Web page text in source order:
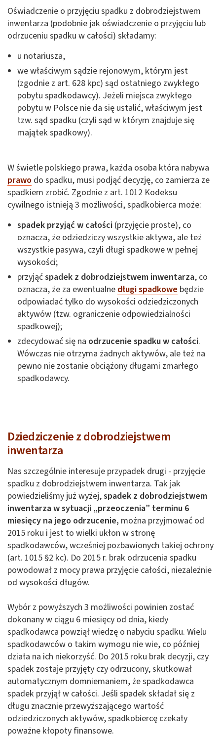
Oświadczenie o przyjęciu spadku z dobrodziejstwem
inwentarza (podobnie jak oświadczenie o przyjęciu lub
odrzuceniu spadku w całości) składamy:
u notariusza,
we właściwym sądzie rejonowym, którym jest
(zgodnie z art. 628 kpc) sąd ostatniego zwykłego
pobytu spadkodawcy). Jeżeli miejsca zwykłego
pobytu w Polsce nie da się ustalić, właściwym jest
tzw. sąd spadku (czyli sąd w którym znajduje się
majątek spadkowy).
W świetle polskiego prawa, każda osoba która nabywa
prawo do spadku, musi podjąć decyzję, co zamierza ze
spadkiem zrobić. Zgodnie z art. 1012 Kodeksu
cywilnego istnieją 3 możliwości, spadkobierca może:
spadek przyjąć w całości (przyjęcie proste), co
oznacza, że odziedziczy wszystkie aktywa, ale też
wszystkie pasywa, czyli długi spadkowe w pełnej
wysokości;
przyjąćspadek z dobrodziejstwem inwentarza, co
oznacza, że za ewentualne długi spadkowe będzie
odpowiadać tylko do wysokości odziedziczonych
aktywów (tzw. ograniczenie odpowiedzialności
spadkowej);
zdecydować się na odrzucenie spadku w całości.
Wówczas nie otrzyma żadnych aktywów, ale też na
pewno nie zostanie obciążony długami zmarłego
spadkodawcy.
Dziedziczenie z dobrodziejstwem
inwentarza
Nas szczególnie interesuje przypadek drugi - przyjęcie
spadku z dobrodziejstwem inwentarza. Tak jak
powiedzieliśmy już wyżej,spadek z dobrodziejstwem
inwentarza w sytuacji „przeoczenia” terminu 6
miesięcy na jego odrzucenie, można przyjmować od
2015 roku i jest to wielki ukłon w stronę
spadkodawców, wcześniej pozbawionych takiej ochrony
(art. 1015 §2 kc). Do 2015 r. brak odrzucenia spadku
powodował z mocy prawa przyjęcie całości, niezależnie
od wysokości długów.
Wybór z powyższych 3 możliwości powinien zostać
dokonany w ciągu 6 miesięcy od dnia, kiedy
spadkodawca powziął wiedzę o nabyciu spadku. Wielu
spadkodawców o takim wymogu nie wie, co później
działa na ich niekorzyść. Do 2015 roku brak decyzji, czy
spadek zostaje przyjęty czy odrzucony, skutkował
automatycznym domniemaniem, że spadkodawca
spadek przyjął w całości. Jeśli spadek składał się z
długu znacznie przewyższającego wartość
odziedziczonych aktywów, spadkobiercę czekały
poważne kłopoty finansowe.